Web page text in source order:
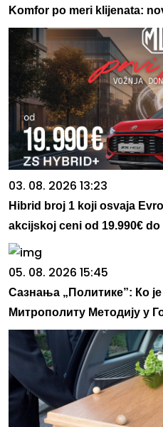
Komfor po meri klijenata:
03. 08. 2026 13:23
Hibrid broj 1 koji osvaja
akcijskoj ceni od 19.990€ do
05. 08. 2026 15:45
Сазнања „Политике”: Ко
Митрополиту Методију у